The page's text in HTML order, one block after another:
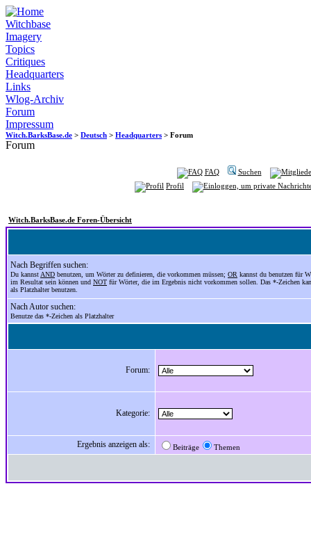
Witchbase
Imagery
Topics
Critiques
Headquarters
Links
Wlog-Archiv
Forum
Impressum
Witch.BarksBase.de > Deutsch > Headquarters > Forum
Forum
FAQ
Suchen
Profil
Witch.BarksBase.de Foren-Übersicht
Nach Begriffen suchen:
Du kannst AND benutzen, um Wörter zu definieren, die vorkommen müssen; OR kannst du benutzen für
im Resultat sein können und NOT für Wörter, die im Ergebnis nicht vorkommen sollen. Das *-Zeichen
als Platzhalter benutzen.
Nach Autor suchen:
Benutze das *-Zeichen als Platzhalter
Forum:
Kategorie:
Ergebnis anzeigen als: Beiträge Themen